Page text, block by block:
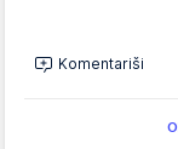
Komentariši